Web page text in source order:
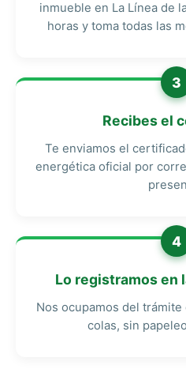
inmueble en La Línea de
horas y toma todas las
3
Recibes el
Te enviamos el
energética oficial por
4
Lo registramos en
Nos ocupamos del
colas, sin